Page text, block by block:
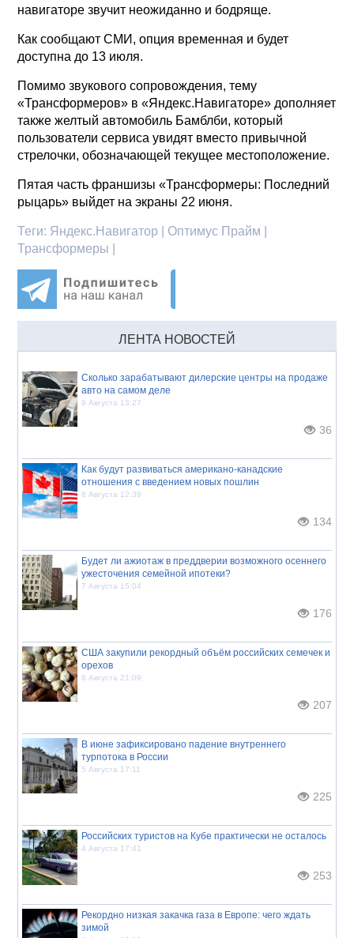
навигаторе звучит неожиданно и бодряще.
Как сообщают СМИ, опция временная и будет
доступна до 13 июля.
Помимо звукового сопровождения, тему
«Трансформеров» в «Яндекс.Навигаторе» дополняет
также желтый автомобиль Бамблби, который
пользователи сервиса увидят вместо привычной
стрелочки, обозначающей текущее местоположение.
Пятая часть франшизы «Трансформеры: Последний
рыцарь» выйдет на экраны 22 июня.
Теги: Яндекс.Навигатор | Оптимус Прайм |
Трансформеры |
ЛЕНТА НОВОСТЕЙ
Сколько зарабатывают дилерские центры на продаже
авто на самом деле
9 Августа 13:27
36
Как будут развиваться американо-канадские
отношения с введением новых пошлин
8 Августа 12:39
134
Будет ли ажиотаж в преддверии возможного осеннего
ужесточения семейной ипотеки?
7 Августа 15:04
176
США закупили рекордный объём российских семечек и
орехов
6 Августа 21:09
207
В июне зафиксировано падение внутреннего
турпотока в России
5 Августа 17:11
225
Российских туристов на Кубе практически не осталось
4 Августа 17:41
253
Рекордно низкая закачка газа в Европе: чего ждать
зимой